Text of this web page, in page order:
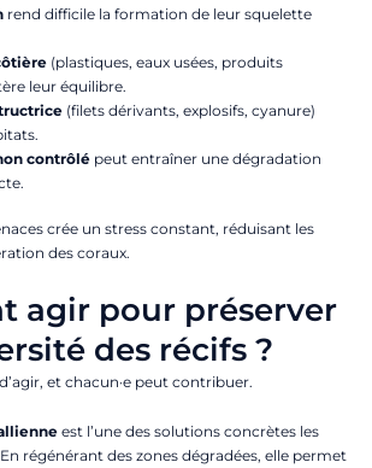
rend difficile la formation de leur squelette
(plastiques, eaux usées, produits
leur équilibre.
(filets dérivants, explosifs, cyanure)
contrôlé peut entraîner une dégradation
crée un stress constant, réduisant les
des coraux.
agir pour préserver
des récifs ?
et chacun·e peut contribuer.
est l’une des solutions concrètes les
régénérant des zones dégradées, elle permet